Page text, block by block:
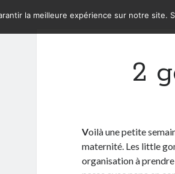
2
Voilà une petite
maternité. Les little
organisation à prendre
la meilleure expérience sur notre